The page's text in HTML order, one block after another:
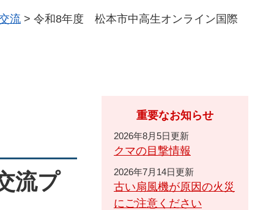
流 > 令和8年度 松本市中高生オンライン国際
流プ
重要なお知らせ
2026年8月5日更新
クマの目撃情報
2026年7月14日更新
古い扇風機が原因の火災
にご注意ください